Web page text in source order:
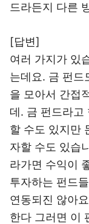
드라든지 다른
[답변]
여러 가지가 있
는데요. 금 펀드
을 모아서 간접
데. 금 펀드라고
할 수도 있지만
자할 수도 있습
라가면 수익이
투자하는 펀드
연동되진 않아
한다 그러면 이